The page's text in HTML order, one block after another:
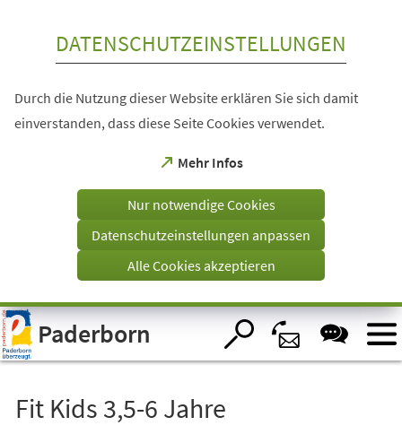
Visuelle
Assistenzsoftware
öffnen.
DATENSCHUTZEINSTELLUNGEN
Durch die Nutzung dieser Website erklären Sie sich damit
einverstanden, dass diese Seite Cookies verwendet.
Mehr Infos
(Öffnet
einem
Tab)
Nur notwendige Cookies
Datenschutzeinstellungen anpassen
Alle Cookies akzeptieren
Paderborn
Fit Kids 3,5-6 Jahre